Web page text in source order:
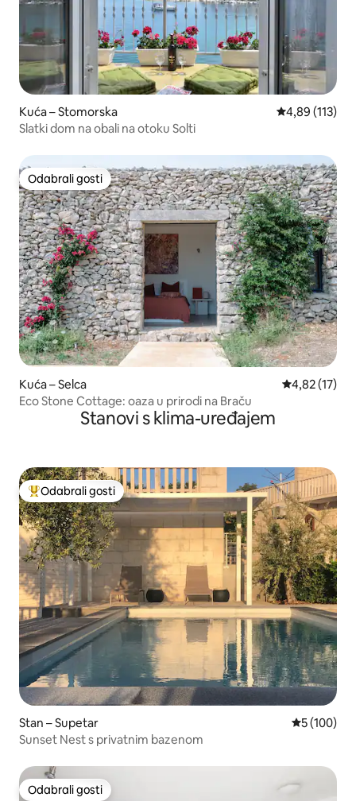
Kuća – Stomorska Prosječna
4,89 (113)
Slatki dom na obali na otoku Solti
Odabrali gosti
Odabrali gosti
Kuća – Selca Prosječna
4,82 (17)
Eco Stone Cottage: oaza u prirodi na Braču
Stanovi s klima-uređajem
Među najviše rangiranima s oznakom „Odabrali gosti”
Odabrali gosti
Stan – Supetar Prosječna
5 (100)
Sunset Nest s privatnim bazenom
Odabrali gosti
Odabrali gosti